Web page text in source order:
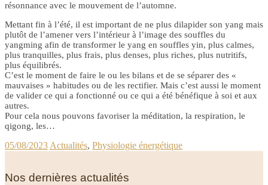
résonnance avec le mouvement de l’automne.
Mettant fin à l’été, il est important de ne plus dilapider son yang mais
plutôt de l’amener vers l’intérieur à l’image des souffles du
yangming afin de transformer le yang en souffles yin, plus calmes,
plus tranquilles, plus frais, plus denses, plus riches, plus nutritifs,
plus équilibrés.
C’est le moment de faire le ou les bilans et de se séparer des «
mauvaises » habitudes ou de les rectifier. Mais c’est aussi le moment
de valider ce qui a fonctionné ou ce qui a été bénéfique à soi et aux
autres.
Pour cela nous pouvons favoriser la méditation, la respiration, le
qigong, les…
05/08/2023 Actualités, Physiologie énergétique
Nos dernières actualités